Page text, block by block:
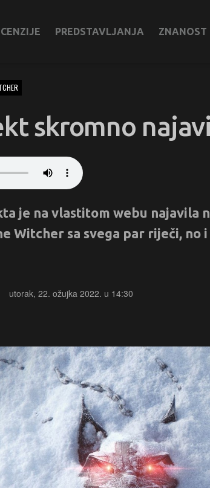
PREDSTAVLJANJA ZNANOST
skromno
je na vlastitom webu najavila
Witcher sa svega par riječi, no
utorak, 22. ožujka 2022. u 14:30